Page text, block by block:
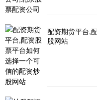
配资期货平台,
股网站